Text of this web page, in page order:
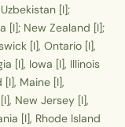
[I];
[I]; New Zealand [I];
[I], Ontario [I],
[I], Iowa [I], Illinois
Maine [I],
New Jersey [I],
[I], Rhode Island